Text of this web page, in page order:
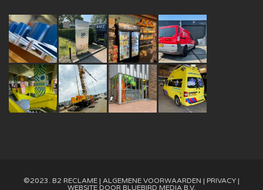
©2023. B2 RECLAME | ALGEMENE VOORWAARDEN | PRIVACY |
WEBSITE DOOR BLUEBIRD MEDIA B.V.